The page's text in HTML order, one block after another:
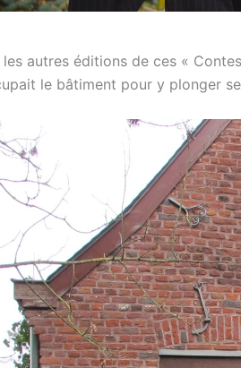
autres éditions de ces «
le bâtiment pour y plonger